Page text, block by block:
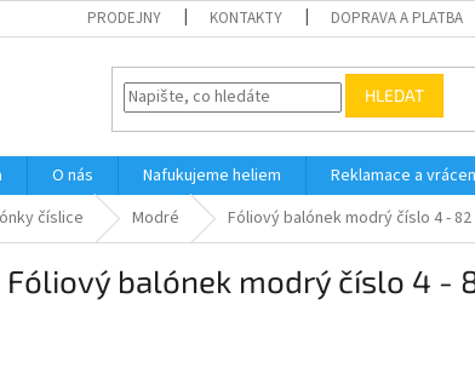
PRODEJNY KONTAKTY DOPRAVA A PLATBA
HLEDAT
O nás Nafukujeme heliem Reklamace a
číslice Modré Fóliový balónek modrý číslo 4 - 82
Fóliový balónek modrý číslo 4 -